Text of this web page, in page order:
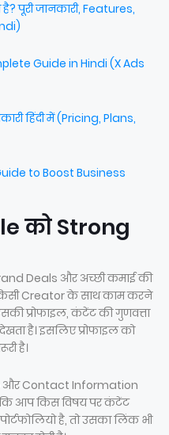
पूरी जानकारी, Features,
Guide in Hindi (X Ads
हिंदी में (Pricing, Plans,
to Boost Business
को Strong
Deals और अच्छी कमाई की
किसी Creator के साथ काम करने
प्रोफाइल, कंटेंट की गुणवत्ता
है। इसलिए प्रोफाइल को
है।
और Contact Information
कि आप किस विषय पर कंटेंट
है, तो उसका लिंक भी